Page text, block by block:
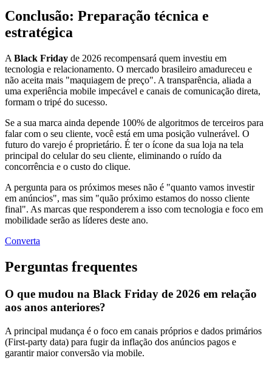
Conclusão: Preparação técnica e
estratégica
A Black Friday de 2026 recompensará quem investiu em
tecnologia e relacionamento. O mercado brasileiro amadureceu e
não aceita mais "maquiagem de preço". A transparência, aliada a
uma experiência mobile impecável e canais de comunicação direta,
formam o tripé do sucesso.
Se a sua marca ainda depende 100% de algoritmos de terceiros para
falar com o seu cliente, você está em uma posição vulnerável. O
futuro do varejo é proprietário. É ter o ícone da sua loja na tela
principal do celular do seu cliente, eliminando o ruído da
concorrência e o custo do clique.
A pergunta para os próximos meses não é "quanto vamos investir
em anúncios", mas sim "quão próximo estamos do nosso cliente
final". As marcas que responderem a isso com tecnologia e foco em
mobilidade serão as líderes deste ano.
Converta
Perguntas frequentes
O que mudou na Black Friday de 2026 em relação
aos anos anteriores?
A principal mudança é o foco em canais próprios e dados primários
(First-party data) para fugir da inflação dos anúncios pagos e
garantir maior conversão via mobile.